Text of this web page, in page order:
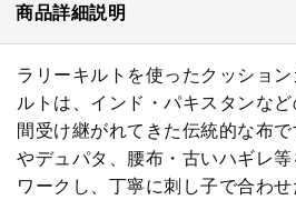
商品詳細説明
ラリーキルトを使ったクッショ
ルトは、インド・パキスタンな
間受け継がれてきた伝統的な布
やデュパタ、腰布・古いハギレ
ワークし、丁寧に刺し子で合わ